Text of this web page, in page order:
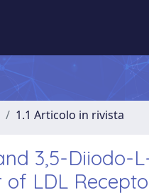
1.1 Articolo in rivista
3,5-Diiodo-
LDL